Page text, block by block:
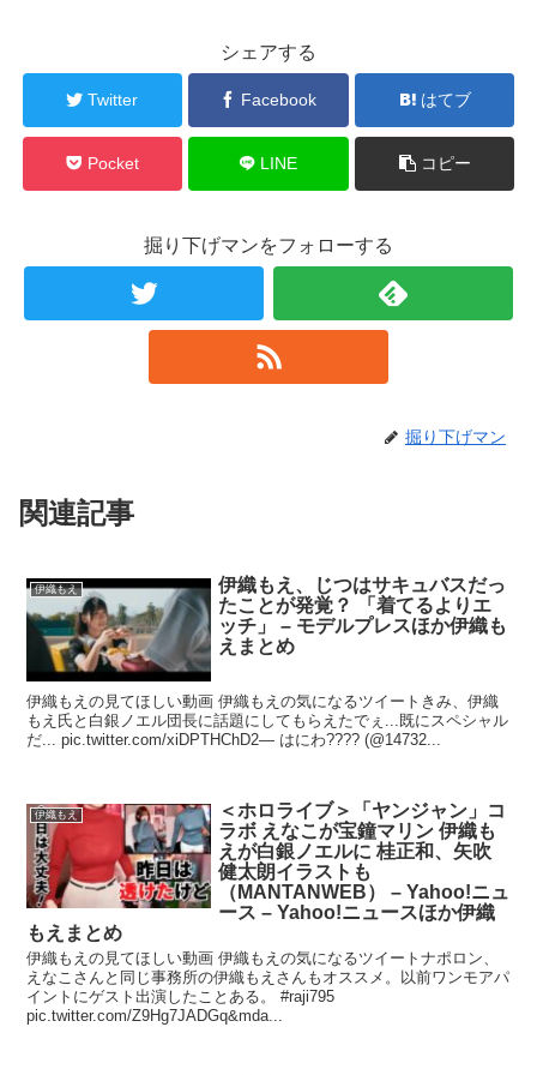
シェアする
Twitter Facebook はてブ
Pocket LINE コピー
掘り下げマンをフォローする
掘り下げマン
関連記事
伊織もえ
伊織もえ、じつはサキュバスだっ
たことが発覚？ 「着てるよりエ
ッチ」 – モデルプレスほか伊織も
えまとめ
伊織もえの見てほしい動画 伊織もえの気になるツイートきみ、伊織
もえ氏と白銀ノエル団長に話題にしてもらえたでぇ...既にスペシャル
だ... pic.twitter.com/xiDPTHChD2— はにわ???? (@14732...
伊織もえ
＜ホロライブ＞「ヤンジャン」コ
ラボ えなこが宝鐘マリン 伊織も
えが白銀ノエルに 桂正和、矢吹
健太朗イラストも
（MANTANWEB） – Yahoo!ニュ
ース – Yahoo!ニュースほか伊織
もえまとめ
伊織もえの見てほしい動画 伊織もえの気になるツイートナポロン、
えなこさんと同じ事務所の伊織もえさんもオススメ。以前ワンモアパ
イントにゲスト出演したことある。 #raji795
pic.twitter.com/Z9Hg7JADGq&mda...